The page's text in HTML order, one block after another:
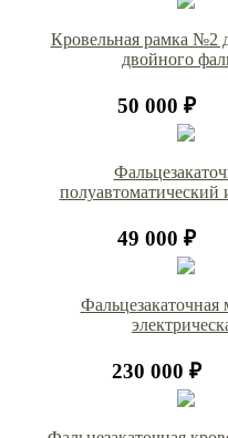
Кровельная рамка №2
двойного
50 000 ₽
полуавтоматический
49 000 ₽
230 000 ₽